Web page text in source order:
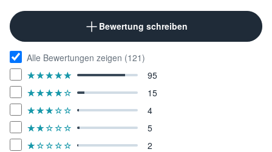
Bewertung schreiben
Alle Bewertungen zeigen (121)
★★★★★
☆☆☆☆☆ 95
★★★★★
☆☆☆☆☆ 15
★★★★★
☆☆☆☆☆ 4
★★★★★
☆☆☆☆☆ 5
★★★★★
☆☆☆☆☆ 2